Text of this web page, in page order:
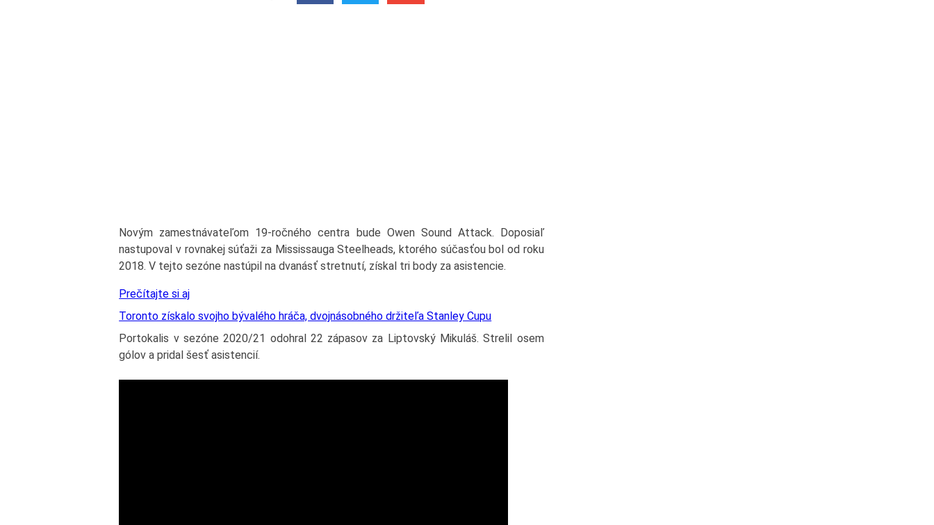
Novým zamestnávateľom 19-ročného centra bude Owen Sound Attack. Doposiaľ
nastupoval v rovnakej súťaži za Mississauga Steelheads, ktorého súčasťou bol od roku
2018. V tejto sezóne nastúpil na dvanásť stretnutí, získal tri body za asistencie.
Prečítajte si aj
Toronto získalo svojho bývalého hráča, dvojnásobného držiteľa Stanley Cupu
Portokalis v sezóne 2020/21 odohral 22 zápasov za Liptovský Mikuláš. Strelil osem
gólov a pridal šesť asistencií.